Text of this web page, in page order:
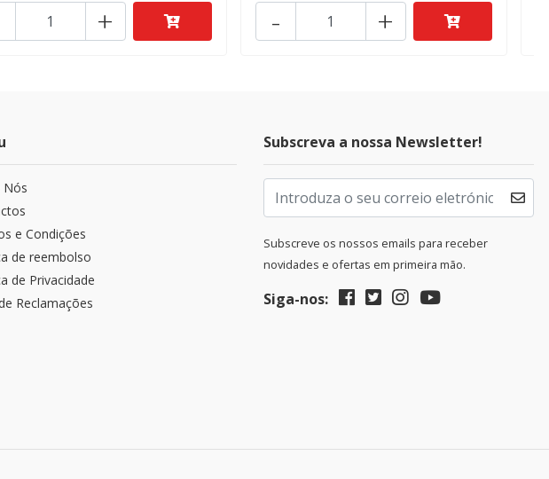
+ +
-
Nós
e Condições
de reembolso
de Privacidade
Reclamações
Subscreva a nossa Newsletter!
Subscreve os nossos emails para receber
novidades e ofertas em primeira mão.
Siga-nos: